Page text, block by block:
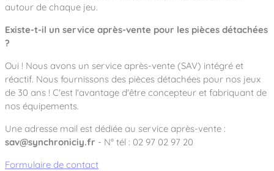
autour de chaque jeu.
Existe-t-il un service après-vente pour les pièces détachées
?
Oui ! Nous avons un service après-vente (SAV) intégré et
réactif. Nous fournissons des pièces détachées pour nos jeux
de 30 ans ! C'est l'avantage d'être concepteur et fabriquant de
nos équipements.
Une adresse mail est dédiée au service après-vente :
sav@synchroniciy.fr - N° tél : 02 97 02 97 20
Formulaire de contact